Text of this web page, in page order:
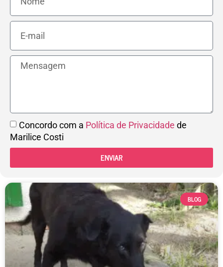
Concordo com a Política de Privacidade de
Marilice Costi
ENVIAR
BLOG